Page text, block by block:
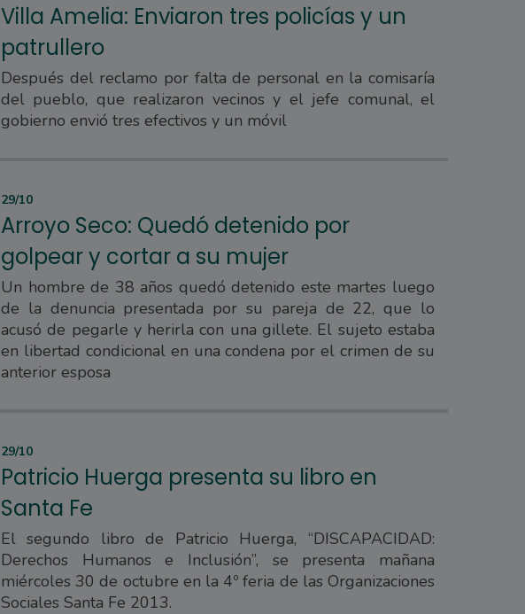
Villa Amelia: Enviaron tres policías y un
patrullero
Después del reclamo por falta de personal en la comisaría
del pueblo, que realizaron vecinos y el jefe comunal, el
gobierno envió tres efectivos y un móvil
29/10
Arroyo Seco: Quedó detenido por
golpear y cortar a su mujer
Un hombre de 38 años quedó detenido este martes luego
de la denuncia presentada por su pareja de 22, que lo
acusó de pegarle y herirla con una gillete. El sujeto estaba
en libertad condicional en una condena por el crimen de su
anterior esposa
29/10
Patricio Huerga presenta su libro en
Santa Fe
El segundo libro de Patricio Huerga, “DISCAPACIDAD:
Derechos Humanos e Inclusión”, se presenta mañana
miércoles 30 de octubre en la 4º feria de las Organizaciones
Sociales Santa Fe 2013.